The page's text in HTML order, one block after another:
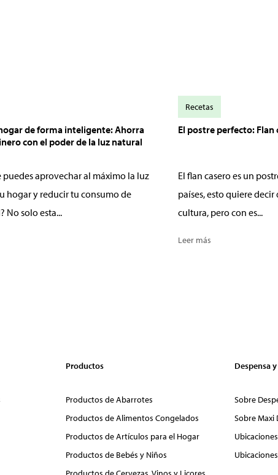
de forma inteligente: Ahorra
con el poder de la luz natural
puedes aprovechar al máximo la luz
hogar y reducir tu consumo de
No solo esta...
El postre perfecto:
El flan casero es un
países, esto quiere
cultura, pero con es...
Leer más
Recetas
Productos
Productos de Abarrotes
Productos de Alimentos Congelados
Productos de Artículos para el Hogar
Productos de Bebés y Niños
Despensa
Sobre
Sobre Maxi